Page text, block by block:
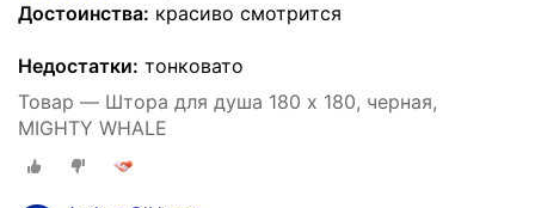
Достоинства: красиво смотрится
Недостатки: тонковато
Товар — Штора для душа 180 x 180, черная,
MIGHTY WHALE